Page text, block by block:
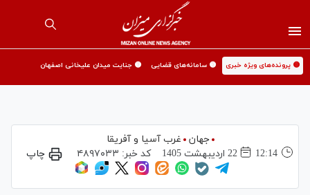
🟡 پرونده‌های ویژه خبری 🟡 سامانه‌های قضایی 🟡 جنایت میدان علیخانی اصفهان
جهان
غرب آسیا و آفریقا
12:14
22 ارديبهشت 1405 کد خبر: ۴۸۹۷۰۳۳ چاپ